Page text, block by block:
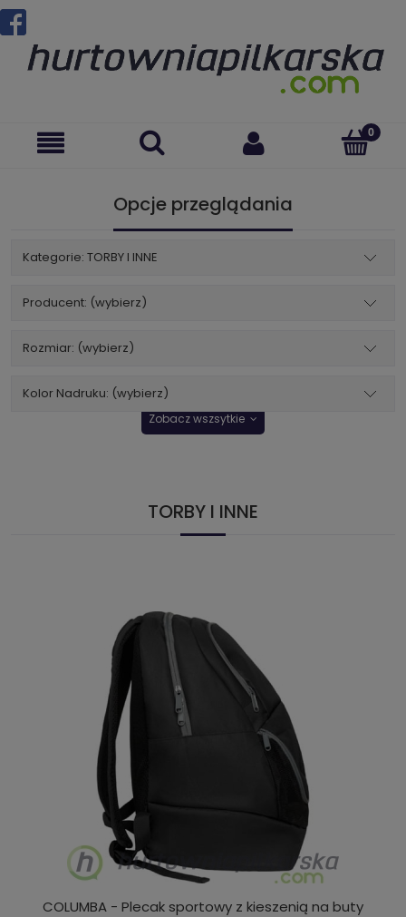
Opcje przeglądania
Kategorie: TORBY I INNE
Producent: (wybierz)
Rozmiar: (wybierz)
Kolor Nadruku: (wybierz)
Zobacz wszsytkie
TORBY I INNE
COLUMBA - Plecak sportowy z kieszenią na buty